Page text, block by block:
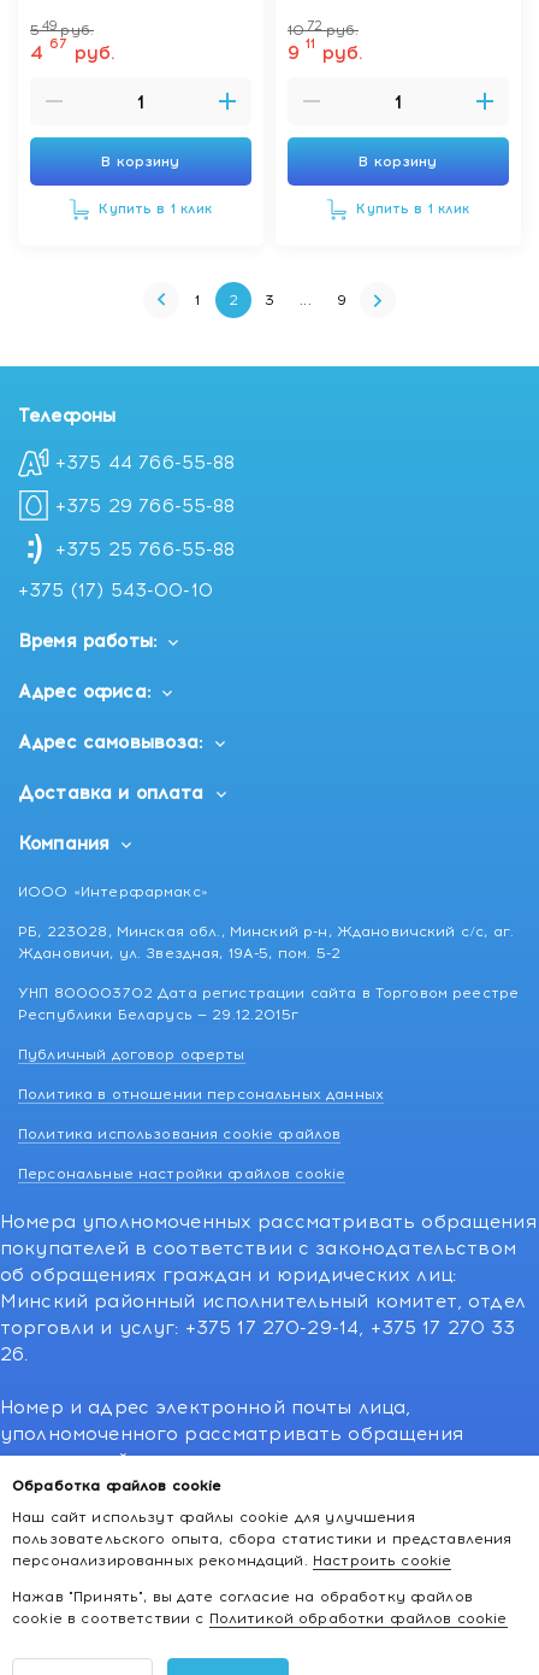
максимально питающий д/
сухой,очень сухой и
549 руб.
4 67 руб.
В корзину
Купить в 1 клик
400мл
10 72 руб.
9 11 руб.
В корзину
Купить в 1 клик
1 2 3 ... 9
Обработка файлов cookie
Наш сайт использут файлы cookie для улучшения
пользовательского опыта, сбора статистики и представления
персонализированных рекомндаций. Настроить cookie
Нажав "Принять", вы дате согласие на обработку файлов
cookie в соответствии с Политикой обработки файлов cookie
Телефоны
+375 44 766-55-88
+375 29 766-55-88
+375 25 766-55-88
+375 (17) 543-00-10
Время работы:
Адрес офиса:
Адрес самовывоза:
Доставка и оплата
Компания
ИООО «Интерфармакс»
РБ, 223028, Минская обл., Минский р-н, Ждановичский с/с, аг.
Ждановичи, ул. Звездная, 19А-5, пом. 5-2
УНП 800003702 Дата регистрации сайта в Торговом реестре
Республики Беларусь — 29.12.2015г
Публичный договор оферты
Политика в отношении персональных данных
Политика использования cookie файлов
Персональные настройки файлов cookie
Номера уполномоченных рассматривать обращения
покупателей в соответствии с законодательством
об обращениях граждан и юридических лиц:
Минский районный исполнительный комитет, отдел
торговли и услуг: +375 17 270-29-14, +375 17 270 33
26.
Номер и адрес электронной почты лица,
уполномоченного рассматривать обращения
покупателей о нарушении их прав,
предусмотренных законодательством о защите
прав потребителей:766-55-88 (для всех мобильных
операторов), info@kakvapteke.by
2026 © kakvapteke.by